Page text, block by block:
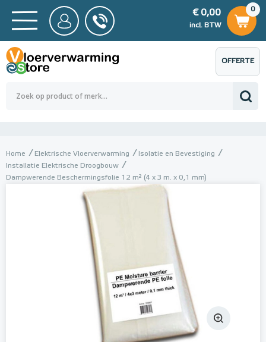
BTW
0,00
0
€ 0,00
incl. BTW
€ 0,00
OFFERTE
AANVRAGEN
Home Elektrische Vloerverwarming
Isolatie en Bevestiging
Installatie Elektrische Droogbouw
Dampwerende Beschermingsfolie 12 m² (4 x 3 m. x 0,1 mm)